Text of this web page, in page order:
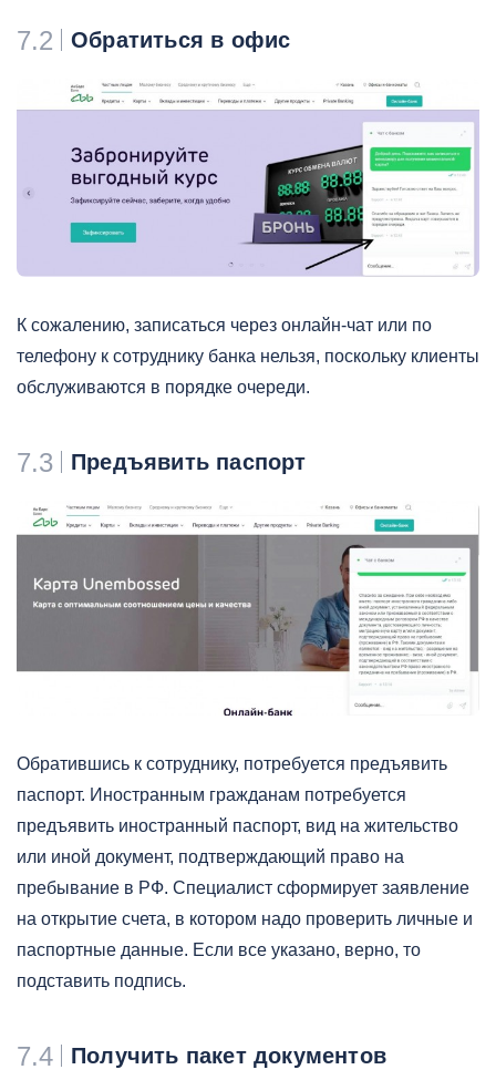
7.2 Обратиться в офис
К сожалению, записаться через онлайн-чат или по
телефону к сотруднику банка нельзя, поскольку клиенты
обслуживаются в порядке очереди.
7.3 Предъявить паспорт
Обратившись к сотруднику, потребуется предъявить
паспорт. Иностранным гражданам потребуется
предъявить иностранный паспорт, вид на жительство
или иной документ, подтверждающий право на
пребывание в РФ. Специалист сформирует заявление
на открытие счета, в котором надо проверить личные и
паспортные данные. Если все указано, верно, то
подставить подпись.
7.4 Получить пакет документов